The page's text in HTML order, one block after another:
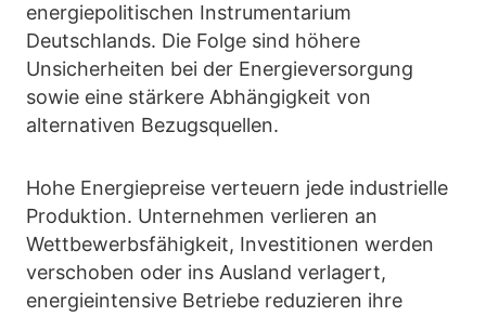
energiepolitischen Instrumentarium
Deutschlands. Die Folge sind höhere
Unsicherheiten bei der Energieversorgung
sowie eine stärkere Abhängigkeit von
alternativen Bezugsquellen.
Hohe Energiepreise verteuern jede industrielle
Produktion. Unternehmen verlieren an
Wettbewerbsfähigkeit, Investitionen werden
verschoben oder ins Ausland verlagert,
energieintensive Betriebe reduzieren ihre